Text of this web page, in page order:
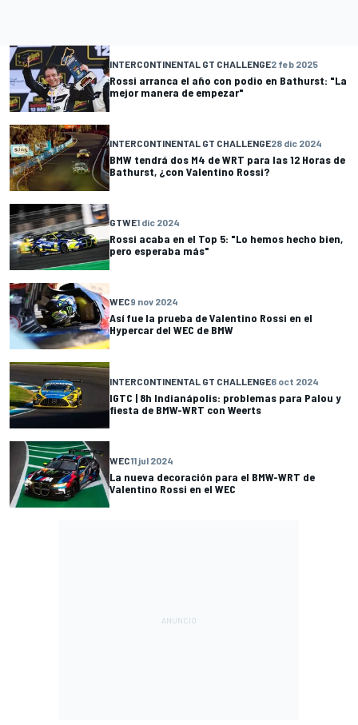
INTERCONTINENTAL GT CHALLENGE2 feb 2025
Rossi arranca el año con podio en Bathurst: "La
mejor manera de empezar"
INTERCONTINENTAL GT CHALLENGE28 dic 2024
BMW tendrá dos M4 de WRT para las 12 Horas de
Bathurst, ¿con Valentino Rossi?
GTWE1 dic 2024
Rossi acaba en el Top 5: "Lo hemos hecho bien,
pero esperaba más"
WEC9 nov 2024
Así fue la prueba de Valentino Rossi en el
Hypercar del WEC de BMW
INTERCONTINENTAL GT CHALLENGE6 oct 2024
IGTC | 8h Indianápolis: problemas para Palou y
fiesta de BMW-WRT con Weerts
WEC11 jul 2024
La nueva decoración para el BMW-WRT de
Valentino Rossi en el WEC